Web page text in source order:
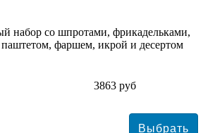
набор со шпротами, фрикадельками,
фаршем, икрой и десертом
3863 руб